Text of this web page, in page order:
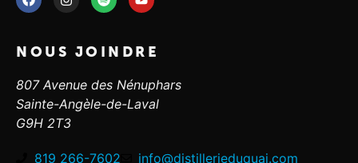
NOUS JOINDRE
807 Avenue des Nénuphars
Sainte-Angèle-de-Laval
G9H 2T3
819 266-7602 info@distillerieduquai.com